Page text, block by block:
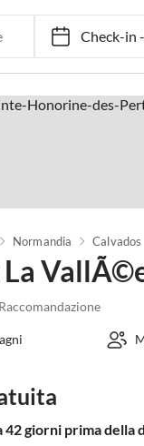
Check-in-
Normandia Calvados
42 giorni prima della